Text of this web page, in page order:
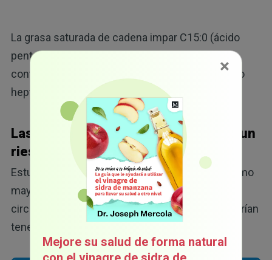
La grasa saturada de cadena impar C15:0 (ácido
pentadecanoico) representa sólo el 1 % del
contenido de grasa, mientras que el C17:0 (ácido
heptadecanoico) constituye el 0.5 % del total.
Las OCFA podrían tener relación con un
riesgo menor de enfermedades
Estudios anteriores demostraron que un consumo
mayor de OCFA y, por consiguiente, niveles
circulantes más altos de OCFA en la sangre, podrían
tener una relación con un riesgo MENOR de:
×
Mejore su salud de forma natural